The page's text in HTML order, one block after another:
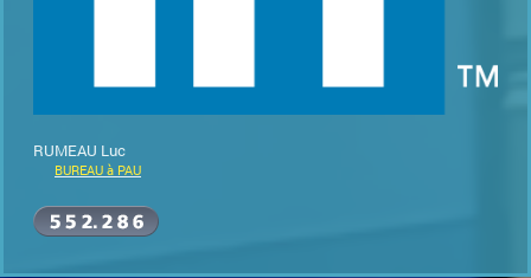
RUMEAU Luc
BUREAU à PAU